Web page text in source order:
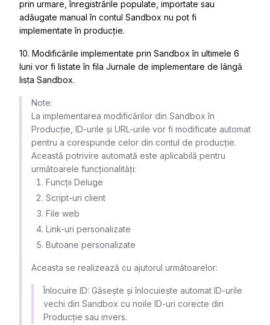
prin urmare, înregistrările populate, importate sau
adăugate manual în contul Sandbox nu pot fi
implementate în producție.
10. Modificările implementate prin Sandbox în ultimele 6
luni vor fi listate în fila Jurnale de implementare de lângă
lista Sandbox.
Note:
La implementarea modificărilor din Sandbox în
Producție, ID-urile și URL-urile vor fi modificate automat
pentru a corespunde celor din contul de producție.
Această potrivire automată este aplicabilă pentru
următoarele funcționalități:
Funcții Deluge
Script-uri client
File web
Link-uri personalizate
Butoane personalizate
Aceasta se realizează cu ajutorul următoarelor:
Înlocuire ID: Găsește și înlocuiește automat ID-urile
vechi din Sandbox cu noile ID-uri corecte din
Producție sau invers.